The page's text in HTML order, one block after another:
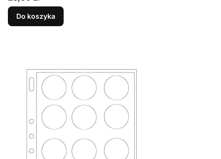
Do koszyka